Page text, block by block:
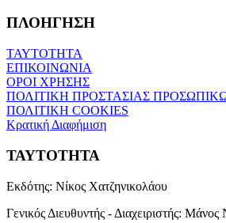
ΠΛΟΗΓΗΣΗ
ΤΑΥΤΟΤΗΤΑ
ΕΠΙΚΟΙΝΩΝΙΑ
ΟΡΟΙ ΧΡΗΣΗΣ
ΠΟΛΙΤΙΚΗ ΠΡΟΣΤΑΣΙΑΣ
ΠΟΛΙΤΙΚΗ COOKIES
Κρατική Διαφήμιση
ΤΑΥΤΟΤΗΤΑ
Εκδότης: Νίκος Χατζηνικολάου
Γενικός Διευθυντής - Διαχειριστής: Μάνος